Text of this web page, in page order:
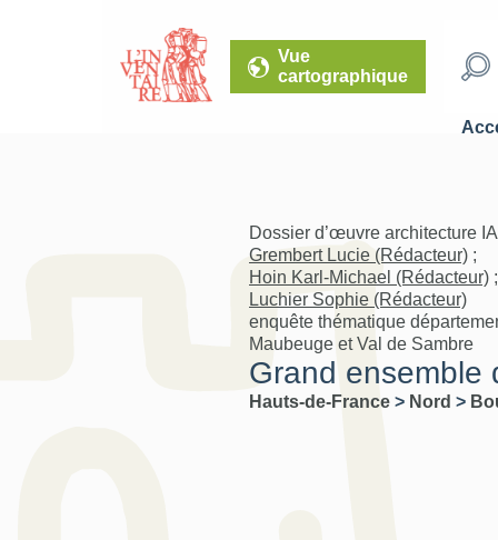
Vue
cartographique
Dossier d’œuvre architecture
Grembert Lucie (Rédacteur) ;
Hoin Karl-Michael (Rédacteur) ;
Luchier Sophie (Rédacteur)
enquête thématique
Maubeuge et Val de Sambre
Grand ensemble
Hauts-de-France > Nord >